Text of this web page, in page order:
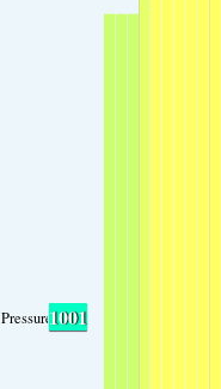
Pressure1001